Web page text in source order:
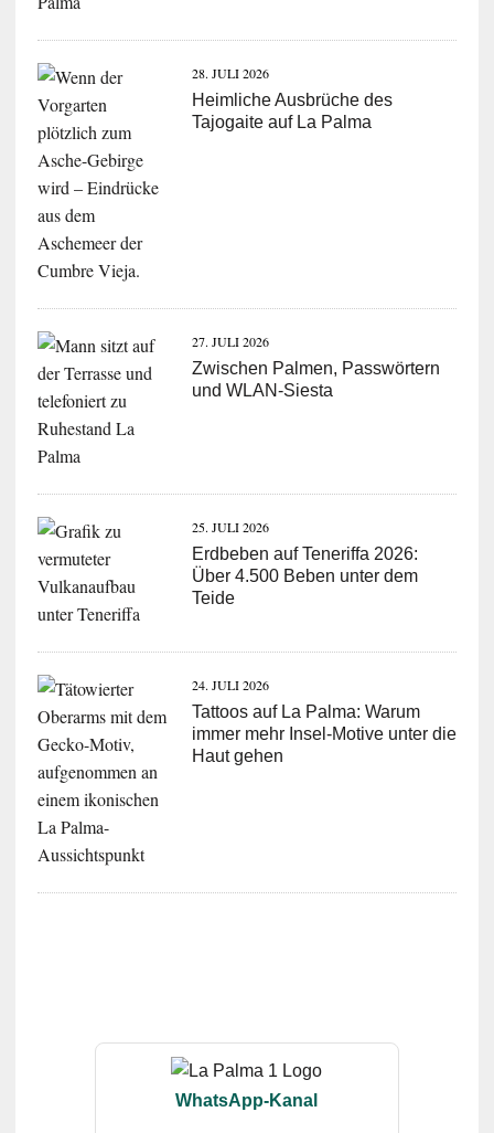
28. JULI 2026
Heimliche Ausbrüche des
Tajogaite auf La Palma
27. JULI 2026
Zwischen Palmen, Passwörtern
und WLAN-Siesta
25. JULI 2026
Erdbeben auf Teneriffa 2026:
Über 4.500 Beben unter dem
Teide
24. JULI 2026
Tattoos auf La Palma: Warum
immer mehr Insel-Motive unter die
Haut gehen
WhatsApp-Kanal